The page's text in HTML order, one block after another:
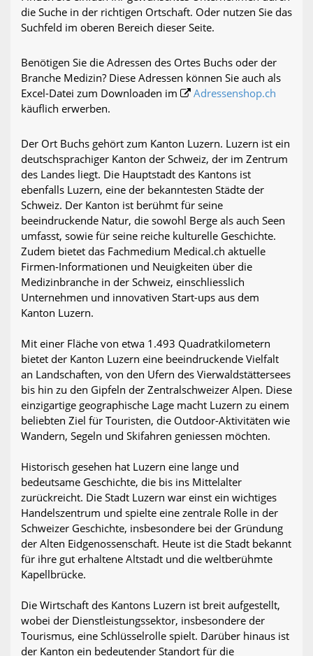
die Suche in der richtigen Ortschaft. Oder nutzen Sie das
Suchfeld im oberen Bereich dieser Seite.
Benötigen Sie die Adressen des Ortes Buchs oder der
Branche Medizin? Diese Adressen können Sie auch als
Excel-Datei zum Downloaden im
Adressenshop.ch
käuflich erwerben.
Der Ort Buchs gehört zum Kanton Luzern. Luzern ist ein
deutschsprachiger Kanton der Schweiz, der im Zentrum
des Landes liegt. Die Hauptstadt des Kantons ist
ebenfalls Luzern, eine der bekanntesten Städte der
Schweiz. Der Kanton ist berühmt für seine
beeindruckende Natur, die sowohl Berge als auch Seen
umfasst, sowie für seine reiche kulturelle Geschichte.
Zudem bietet das Fachmedium Medical.ch aktuelle
Firmen-Informationen und Neuigkeiten über die
Medizinbranche in der Schweiz, einschliesslich
Unternehmen und innovativen Start-ups aus dem
Kanton Luzern.
Mit einer Fläche von etwa 1.493 Quadratkilometern
bietet der Kanton Luzern eine beeindruckende Vielfalt
an Landschaften, von den Ufern des Vierwaldstättersees
bis hin zu den Gipfeln der Zentralschweizer Alpen. Diese
einzigartige geographische Lage macht Luzern zu einem
beliebten Ziel für Touristen, die Outdoor-Aktivitäten wie
Wandern, Segeln und Skifahren geniessen möchten.
Historisch gesehen hat Luzern eine lange und
bedeutsame Geschichte, die bis ins Mittelalter
zurückreicht. Die Stadt Luzern war einst ein wichtiges
Handelszentrum und spielte eine zentrale Rolle in der
Schweizer Geschichte, insbesondere bei der Gründung
der Alten Eidgenossenschaft. Heute ist die Stadt bekannt
für ihre gut erhaltene Altstadt und die weltberühmte
Kapellbrücke.
Die Wirtschaft des Kantons Luzern ist breit aufgestellt,
wobei der Dienstleistungssektor, insbesondere der
Tourismus, eine Schlüsselrolle spielt. Darüber hinaus ist
der Kanton ein bedeutender Standort für die